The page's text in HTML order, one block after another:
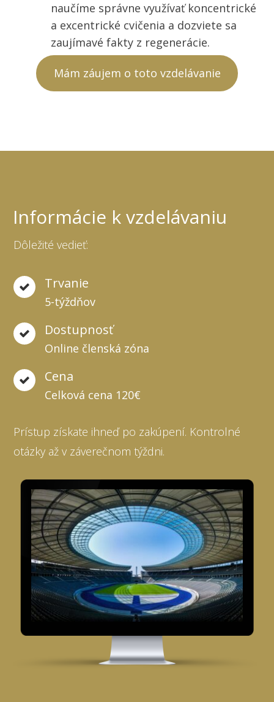
naučíme správne využívať koncentrické
a excentrické cvičenia a dozviete sa
zaujímavé fakty z regenerácie.
Mám záujem o toto vzdelávanie
Informácie k vzdelávaniu
Dôležité vedieť:
Trvanie
5-týždňov
Dostupnosť
Online členská zóna
Cena
Celková cena 120€
Prístup získate ihneď po zakúpení. Kontrolné
otázky až v záverečnom týždni.